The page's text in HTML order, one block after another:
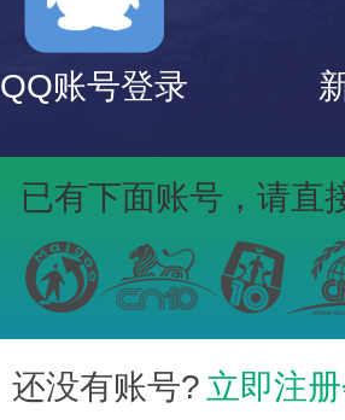
QQ账号登录
已有下面账号， 请直
还没有账号? 立即注